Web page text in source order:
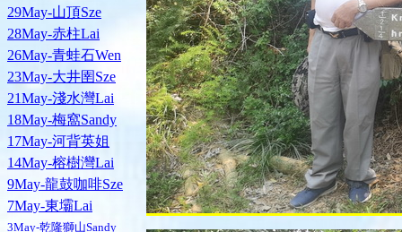
29May-山頂Sze
28May-赤柱Lai
26May-青蛙石Wen
23May-大井圉Sze
21May-淺水灣Lai
18May-梅窩Sandy
17May-河背英姐
14May-榕樹灣Lai
9May-龍鼓咖啡Sze
7May-東壩Lai
3May-乾隆獅山Sandy